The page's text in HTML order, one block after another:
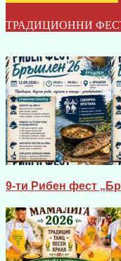
ТРАДИЦИОННИ
9-ти Рибен фест